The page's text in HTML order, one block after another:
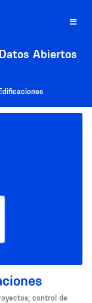
Toggle
Abiertos
control de